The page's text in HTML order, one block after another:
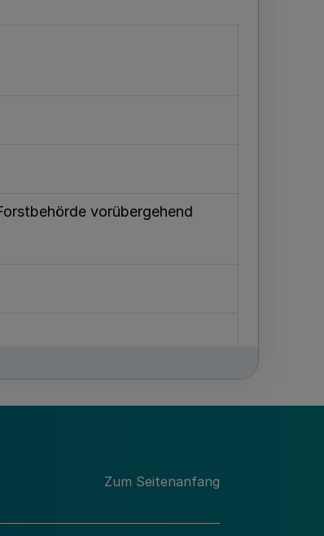
vorübergehend
Zum Seitenanfang